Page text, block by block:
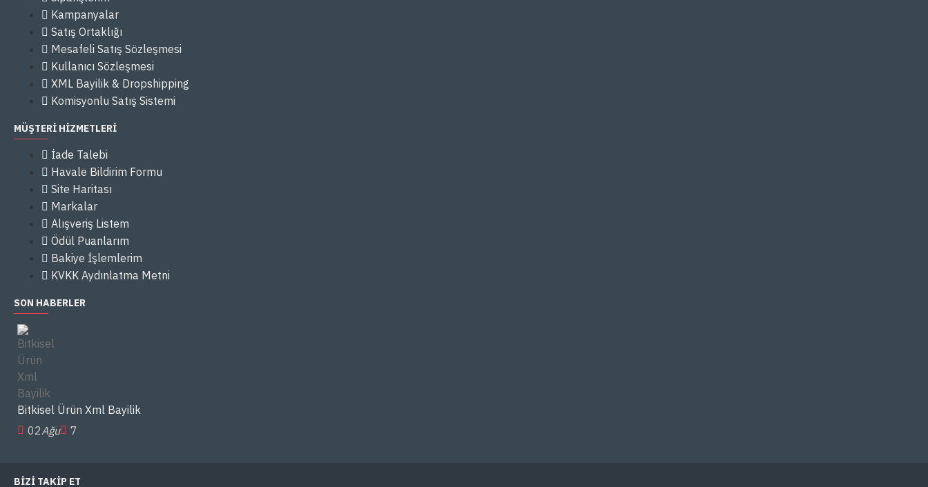
Kampanyalar
Satış Ortaklığı
Mesafeli Satış Sözleşmesi
Kullanıcı Sözleşmesi
XML Bayilik & Dropshipping
Komisyonlu Satış Sistemi
MÜŞTERİ HİZMETLERİ
İade Talebi
Havale Bildirim Formu
Site Haritası
Markalar
Alışveriş Listem
Ödül Puanlarım
Bakiye İşlemlerim
KVKK Aydınlatma Metni
SON HABERLER
Bitkisel Ürün Xml Bayilik
02Ağu 7
BIZI TAKIP ET